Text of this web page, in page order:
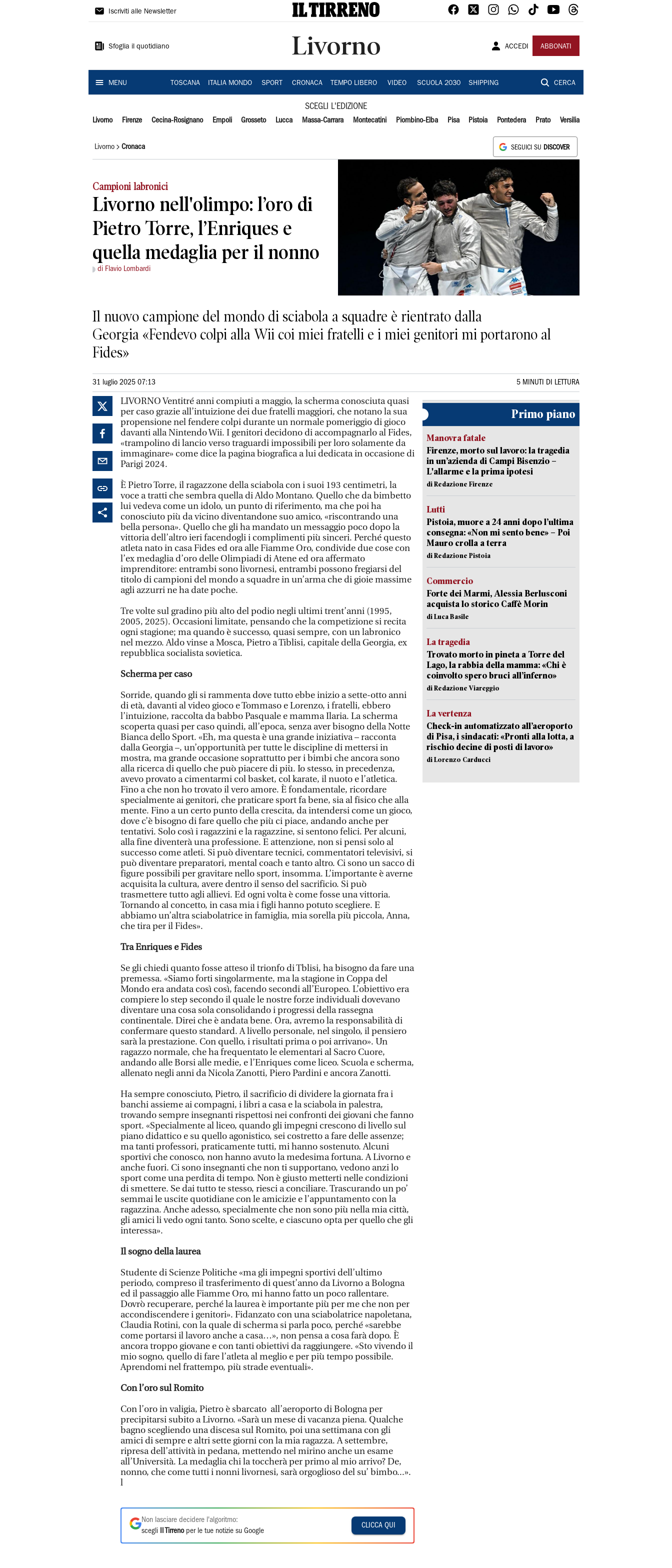
Il
Iscriviti alle Newsletter
Sfoglia il quotidiano Livorno ACCEDI ABBONATI
MENU TOSCANA ITALIA MONDO SPORT CRONACA TEMPO LIBERO VIDEO SCUOLA 2030 SHIPPING CERCA
SCEGLI L'EDIZIONE
Livorno Firenze Cecina-Rosignano Empoli Grosseto Lucca Massa-Carrara Montecatini Piombino-Elba Pisa Pistoia Pontedera Prato Versilia
Livorno Cronaca SEGUICI SU DISCOVER
Campioni labronici
Livorno nell'olimpo: l’oro di
Pietro Torre, l’Enriques e
quella medaglia per il nonno
di Flavio Lombardi
Il nuovo campione del mondo di sciabola a squadre è rientrato dalla
Georgia «Fendevo colpi alla Wii coi miei fratelli e i miei genitori mi portarono al
Fides»
31 luglio 2025 07:13 5 MINUTI DI LETTURA
LIVORNO Ventitré anni compiuti a maggio, la scherma conosciuta quasi
per caso grazie all’intuizione dei due fratelli maggiori, che notano la sua
propensione nel fendere colpi durante un normale pomeriggio di gioco
davanti alla Nintendo Wii. I genitori decidono di accompagnarlo al Fides,
«trampolino di lancio verso traguardi impossibili per loro solamente da
immaginare» come dice la pagina biografica a lui dedicata in occasione di
Parigi 2024.
È Pietro Torre, il ragazzone della sciabola con i suoi 193 centimetri, la
voce a tratti che sembra quella di Aldo Montano. Quello che da bimbetto
lui vedeva come un idolo, un punto di riferimento, ma che poi ha
conosciuto più da vicino diventandone suo amico, «riscontrando una
bella persona». Quello che gli ha mandato un messaggio poco dopo la
vittoria dell’altro ieri facendogli i complimenti più sinceri. Perché questo
atleta nato in casa Fides ed ora alle Fiamme Oro, condivide due cose con
l’ex medaglia d’oro delle Olimpiadi di Atene ed ora affermato
imprenditore: entrambi sono livornesi, entrambi possono fregiarsi del
titolo di campioni del mondo a squadre in un’arma che di gioie massime
agli azzurri ne ha date poche.
Tre volte sul gradino più alto del podio negli ultimi trent’anni (1995,
2005, 2025). Occasioni limitate, pensando che la competizione si recita
ogni stagione; ma quando è successo, quasi sempre, con un labronico
nel mezzo. Aldo vinse a Mosca, Pietro a Tiblisi, capitale della Georgia, ex
repubblica socialista sovietica.
Scherma per caso
Sorride, quando gli si rammenta dove tutto ebbe inizio a sette-otto anni
di età, davanti al video gioco e Tommaso e Lorenzo, i fratelli, ebbero
l’intuizione, raccolta da babbo Pasquale e mamma Ilaria. La scherma
scoperta quasi per caso quindi, all’epoca, senza aver bisogno della Notte
Bianca dello Sport. «Eh, ma questa è una grande iniziativa – racconta
dalla Georgia –, un’opportunità per tutte le discipline di mettersi in
mostra, ma grande occasione soprattutto per i bimbi che ancora sono
alla ricerca di quello che può piacere di più. Io stesso, in precedenza,
avevo provato a cimentarmi col basket, col karate, il nuoto e l’atletica.
Fino a che non ho trovato il vero amore. È fondamentale, ricordare
specialmente ai genitori, che praticare sport fa bene, sia al fisico che alla
mente. Fino a un certo punto della crescita, da intendersi come un gioco,
dove c’è bisogno di fare quello che più ci piace, andando anche per
tentativi. Solo così i ragazzini e la ragazzine, si sentono felici. Per alcuni,
alla fine diventerà una professione. E attenzione, non si pensi solo al
successo come atleti. Si può diventare tecnici, commentatori televisivi, si
può diventare preparatori, mental coach e tanto altro. Ci sono un sacco di
figure possibili per gravitare nello sport, insomma. L’importante è averne
acquisita la cultura, avere dentro il senso del sacrificio. Si può
trasmettere tutto agli allievi. Ed ogni volta è come fosse una vittoria.
Tornando al concetto, in casa mia i figli hanno potuto scegliere. E
abbiamo un’altra sciabolatrice in famiglia, mia sorella più piccola, Anna,
che tira per il Fides».
Tra Enriques e Fides
Se gli chiedi quanto fosse atteso il trionfo di Tblisi, ha bisogno da fare una
premessa. «Siamo forti singolarmente, ma la stagione in Coppa del
Mondo era andata così così, facendo secondi all’Europeo. L’obiettivo era
compiere lo step secondo il quale le nostre forze individuali dovevano
diventare una cosa sola consolidando i progressi della rassegna
continentale. Direi che è andata bene. Ora, avremo la responsabilità di
confermare questo standard. A livello personale, nel singolo, il pensiero
sarà la prestazione. Con quello, i risultati prima o poi arrivano». Un
ragazzo normale, che ha frequentato le elementari al Sacro Cuore,
andando alle Borsi alle medie, e l’Enriques come liceo. Scuola e scherma,
allenato negli anni da Nicola Zanotti, Piero Pardini e ancora Zanotti.
Ha sempre conosciuto, Pietro, il sacrificio di dividere la giornata fra i
banchi assieme ai compagni, i libri a casa e la sciabola in palestra,
trovando sempre insegnanti rispettosi nei confronti dei giovani che fanno
sport. «Specialmente al liceo, quando gli impegni crescono di livello sul
piano didattico e su quello agonistico, sei costretto a fare delle assenze;
ma tanti professori, praticamente tutti, mi hanno sostenuto. Alcuni
sportivi che conosco, non hanno avuto la medesima fortuna. A Livorno e
anche fuori. Ci sono insegnanti che non ti supportano, vedono anzi lo
sport come una perdita di tempo. Non è giusto metterti nelle condizioni
di smettere. Se dai tutto te stesso, riesci a conciliare. Trascurando un po’
semmai le uscite quotidiane con le amicizie e l’appuntamento con la
ragazzina. Anche adesso, specialmente che non sono più nella mia città,
gli amici li vedo ogni tanto. Sono scelte, e ciascuno opta per quello che gli
interessa».
Il sogno della laurea
Studente di Scienze Politiche «ma gli impegni sportivi dell’ultimo
periodo, compreso il trasferimento di quest’anno da Livorno a Bologna
ed il passaggio alle Fiamme Oro, mi hanno fatto un poco rallentare.
Dovrò recuperare, perché la laurea è importante più per me che non per
accondiscendere i genitori». Fidanzato con una sciabolatrice napoletana,
Claudia Rotini, con la quale di scherma si parla poco, perché «sarebbe
come portarsi il lavoro anche a casa…», non pensa a cosa farà dopo. È
ancora troppo giovane e con tanti obiettivi da raggiungere. «Sto vivendo il
mio sogno, quello di fare l’atleta al meglio e per più tempo possibile.
Aprendomi nel frattempo, più strade eventuali».
Con l’oro sul Romito
Con l’oro in valigia, Pietro è sbarcato all’aeroporto di Bologna per
precipitarsi subito a Livorno. «Sarà un mese di vacanza piena. Qualche
bagno scegliendo una discesa sul Romito, poi una settimana con gli
amici di sempre e altri sette giorni con la mia ragazza. A settembre,
ripresa dell’attività in pedana, mettendo nel mirino anche un esame
all’Università. La medaglia chi la toccherà per primo al mio arrivo? De,
nonno, che come tutti i nonni livornesi, sarà orgoglioso del su’ bimbo...».
l
Non lasciare decidere l'algoritmo:
scegli
Il Tirrenoper le tue notizie su Google
CLICCA QUI
Primo piano
Manovra fatale
Firenze, morto sul lavoro: la tragedia
in un’azienda di Campi Bisenzio –
L'allarme e la prima ipotesi
di Redazione Firenze
Lutti
Pistoia, muore a 24 anni dopo l’ultima
consegna: «Non mi sento bene» – Poi
Mauro crolla a terra
di Redazione Pistoia
Commercio
Forte dei Marmi, Alessia Berlusconi
acquista lo storico Caffè Morin
di Luca Basile
La tragedia
Trovato morto in pineta a Torre del
Lago, la rabbia della mamma: «Chi è
coinvolto spero bruci all’inferno»
di Redazione Viareggio
La vertenza
Check-in automatizzato all’aeroporto
di Pisa, i sindacati: «Pronti alla lotta, a
rischio decine di posti di lavoro»
di Lorenzo Carducci